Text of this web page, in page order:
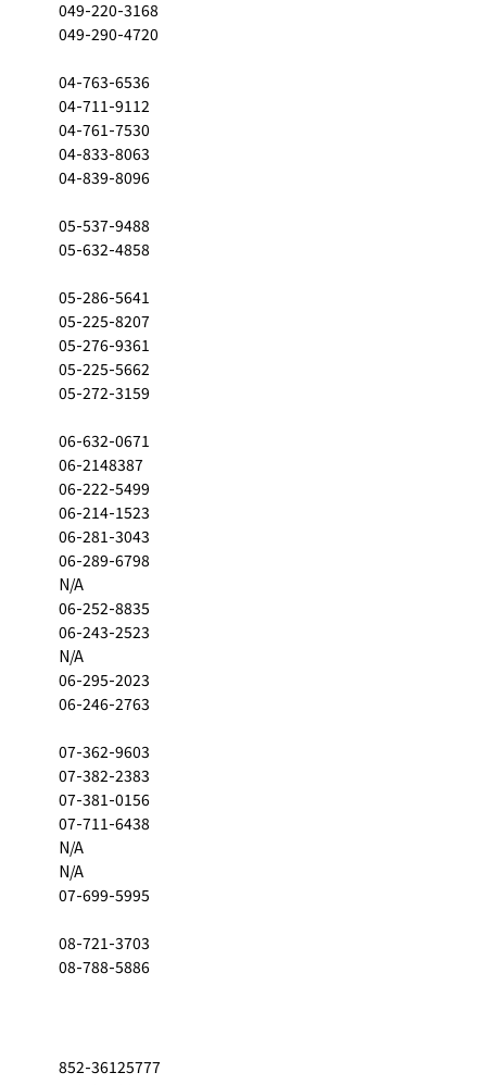
049-220-3168
049-290-4720
04-763-6536
04-711-9112
04-761-7530
04-833-8063
04-839-8096
05-537-9488
05-632-4858
05-286-5641
05-225-8207
05-276-9361
05-225-5662
05-272-3159
06-632-0671
06-2148387
06-222-5499
06-214-1523
06-281-3043
06-289-6798
N/A
06-252-8835
06-243-2523
N/A
06-295-2023
06-246-2763
07-362-9603
07-382-2383
07-381-0156
07-711-6438
N/A
N/A
07-699-5995
08-721-3703
08-788-5886
852-36125777